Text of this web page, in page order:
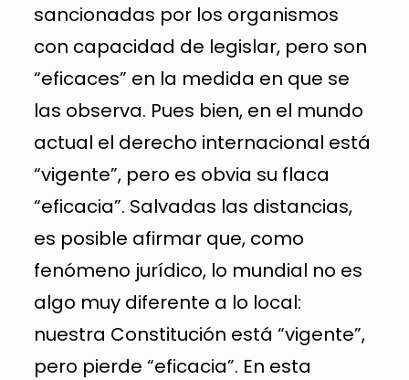
sancionadas por los organismos
con capacidad de legislar, pero son
“eficaces” en la medida en que se
las observa. Pues bien, en el mundo
actual el derecho internacional está
“vigente”, pero es obvia su flaca
“eficacia”. Salvadas las distancias,
es posible afirmar que, como
fenómeno jurídico, lo mundial no es
algo muy diferente a lo local:
nuestra Constitución está “vigente”,
pero pierde “eficacia”. En esta